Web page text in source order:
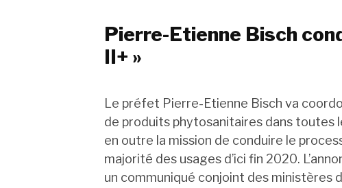
Pierre-Etienne Bisch
II+ »
Le préfet Pierre-Etienne Bisch va
de produits phytosanitaires dans toutes
en outre la mission de conduire le
majorité des usages d’ici fin 2020.
un communiqué conjoint des ministères